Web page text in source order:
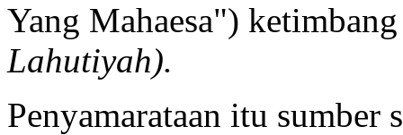
Yang Mahaesa")
Lahutiyah).
Penyamarataan itu sumber